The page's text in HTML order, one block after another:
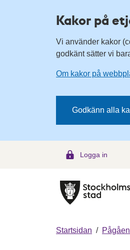
Kakor på
Vi använder kakor
godkänt sätter vi
Om kakor på
Godkänn alla
Logga in
Startsidan /